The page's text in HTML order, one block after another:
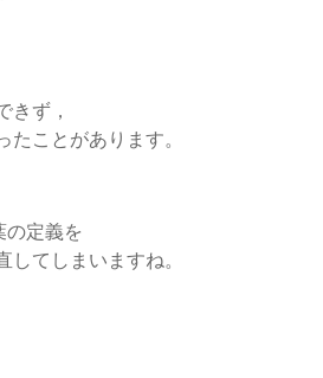
きず，
たことがあります。
定義を
してしまいますね。